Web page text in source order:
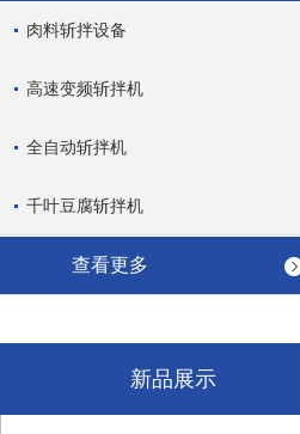
肉料斩拌设备
高速变频斩拌机
全自动斩拌机
千叶豆腐斩拌机
查看更多
新品展示